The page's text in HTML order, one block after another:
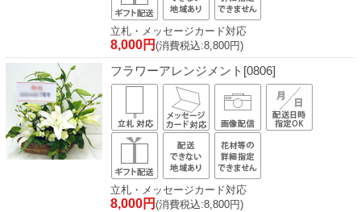
立札・メッセージカード対応
8,000円 (消費税込:8,800円)
フラワーアレンジメント[0806]
立札・メッセージカード対応
8,000円 (消費税込:8,800円)